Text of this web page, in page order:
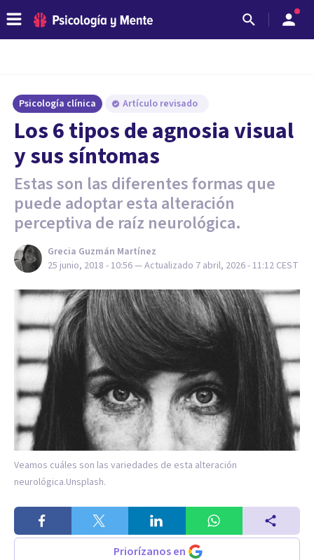
Psicología clínica Artículo revisado
Los 6 tipos de agnosia visual
y sus síntomas
Estas son las diferentes formas que
puede adoptar esta alteración
perceptiva de raíz neurológica.
Grecia Guzmán Martínez
25 junio, 2018 - 10:56— Actualizado 7 abril, 2026 - 11:12 CEST
Veamos cuáles son las variedades de esta alteración
neurológica.Unsplash.
Priorízanos en